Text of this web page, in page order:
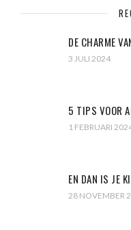
DE CHARME
3 JULI 2024
5 TIPS VOOR
1 FEBRUARI
EN DAN IS JE
28 NOVEMBER